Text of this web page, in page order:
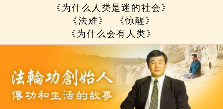
《为什么人类是迷的社会》
《法难》
《惊醒》
《为什么会有人类》